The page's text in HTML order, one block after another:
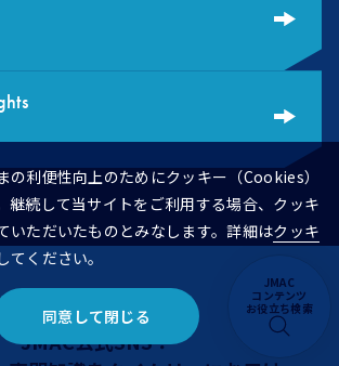
JMAC
コンテンツ
お役立ち検索
JMAC公式SNS：
の利便性向上のためにクッキー（Cookies）
継続して当サイトをご利用する場合、クッキ
いただいたものとみなします。詳細はクッキ
てください。
同意して閉じる